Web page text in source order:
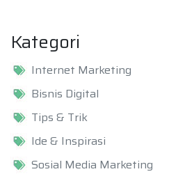
Kategori
Internet Marketing
Bisnis Digital
Tips & Trik
Ide & Inspirasi
Sosial Media Marketing